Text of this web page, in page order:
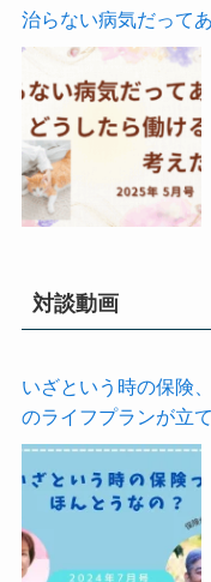
治らない病気だって
対談動画
いざという時の保険
のライフプランが立